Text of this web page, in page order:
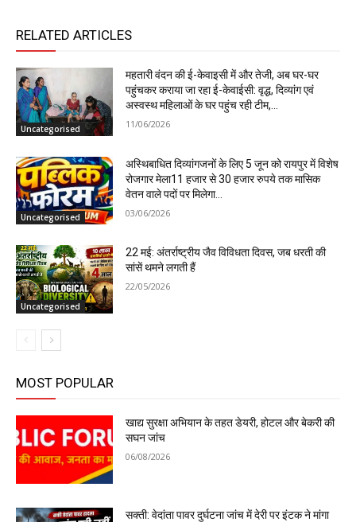
RELATED ARTICLES
Uncategorised
महतारी वंदन की ई-केवाइसी में और तेजी, अब घर-घर
पहुंचकर कराया जा रहा ई-केवाईसी: वृद्ध, दिव्यांग एवं
अस्वस्थ महिलाओं के घर पहुंच रही टीम,...
11/06/2026
Uncategorised
अस्थिबाधित दिव्यांगजनों के लिए 5 जून को रायपुर में विशेष
रोजगार मेला11 हजार से 30 हजार रुपये तक मासिक
वेतन वाले पदों पर मिलेगा...
03/06/2026
Uncategorised
22 मई: अंतर्राष्ट्रीय जैव विविधता दिवस, जब धरती की
सांसें थमने लगती हैं
22/05/2026
MOST POPULAR
खाद्य सुरक्षा अभियान के तहत डेयरी, होटल और बेकरी की
सघन जांच
06/08/2026
सक्ती: वेदांता पावर दुर्घटना जांच में देरी पर इंटक ने मांगा